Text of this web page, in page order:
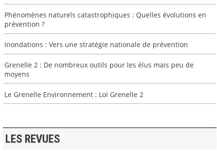
Phénomènes naturels catastrophiques : Quelles évolutions en
prévention ?
Inondations : Vers une stratégie nationale de prévention
Grenelle 2 : De nombreux outils pour les élus mais peu de
moyens
Le Grenelle Environnement : Loi Grenelle 2
LES REVUES